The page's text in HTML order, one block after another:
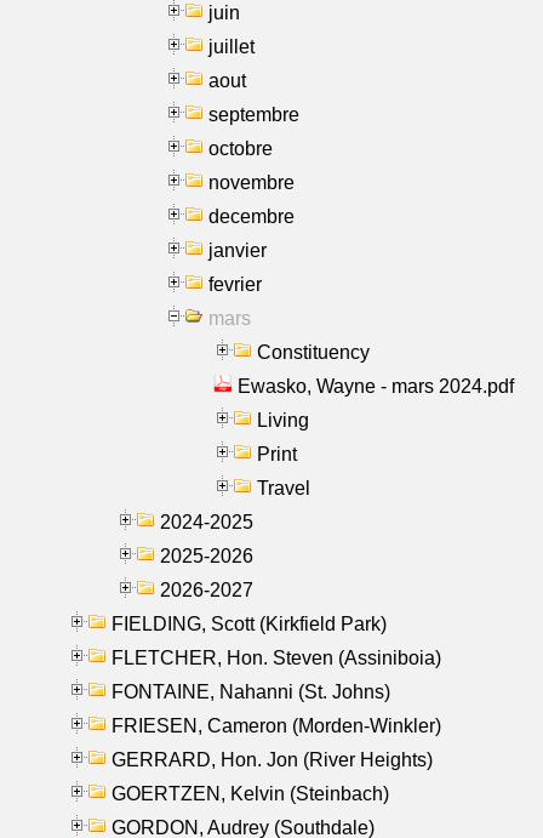
juin
juillet
aout
septembre
octobre
novembre
decembre
janvier
fevrier
mars
Constituency
Ewasko, Wayne - mars 2024.pdf
Living
Print
Travel
2024-2025
2025-2026
2026-2027
FIELDING, Scott (Kirkfield Park)
FLETCHER, Hon. Steven (Assiniboia)
FONTAINE, Nahanni (St. Johns)
FRIESEN, Cameron (Morden-Winkler)
GERRARD, Hon. Jon (River Heights)
GOERTZEN, Kelvin (Steinbach)
GORDON, Audrey (Southdale)